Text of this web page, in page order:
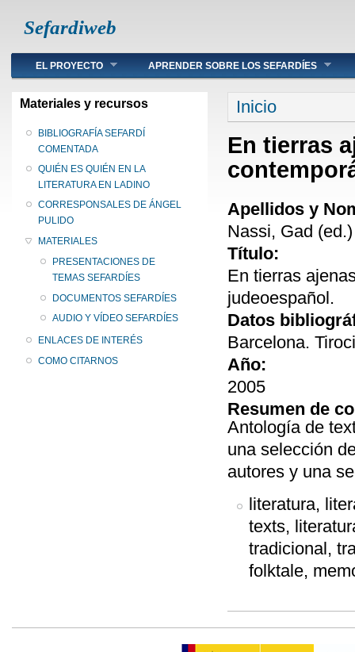
Sefardiweb
Main menu
EL PROYECTO APRENDER SOBRE LOS SEFARDÍES
Materiales y recursos
BIBLIOGRAFÍA SEFARDÍ
COMENTADA
QUIÉN ES QUIÉN EN LA
LITERATURA EN LADINO
CORRESPONSALES DE ÁNGEL
PULIDO
MATERIALES
PRESENTACIONES DE
TEMAS SEFARDÍES
DOCUMENTOS SEFARDÍES
AUDIO Y VÍDEO SEFARDÍES
ENLACES DE INTERÉS
COMO CITARNOS
Se encuentra
Inicio
En tierras
Apellidos y
Nassi, Gad (ed.)
Título:
En tierras
judeoespañol.
Datos
Barcelona.
Año:
2005
Resumen de
Antología de
una selección
autores y una
literatura,
texts,
tradicional,
folktale,